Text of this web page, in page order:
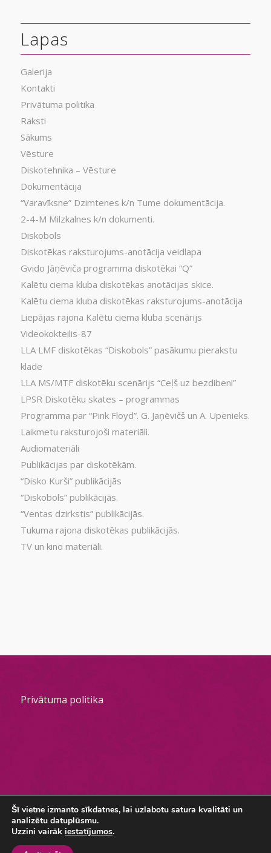
Lapas
Galerija
Kontakti
Privātuma politika
Raksti
Sākums
Vēsture
Diskotehnika – Vēsture
Dokumentācija
“Varavīksne” Dzimtenes k/n Tume dokumentācija.
2-4-M Milzkalnes k/n dokumenti.
Diskobols
Diskotēkas raksturojums-anotācija veidlapa
Gvido Jāņēviča programma diskotēkai “Q”
Kalētu ciema kluba diskotēkas anotācijas skice.
Kalētu ciema kluba diskotēkas raksturojums-anotācija
Liepājas rajona Kalētu ciema kluba scenārijs
Videokokteilis-87
LLA LMF diskotēkas “Diskobols” pasākumu pierakstu
klade
LLA MS/MTF diskotēku scenārijs “Ceļš uz bezdibeni”
LPSR Diskotēku skates – programmas
Programma par “Pink Floyd”. G. Jaņēvičš un A. Upenieks.
Laikmetu raksturojoši materiāli.
Audiomateriāli
Publikācijas par diskotēkām.
“Disko Kurši” publikācijās
“Diskobols” publikācijās.
“Ventas dzirkstis” publikācijās.
Tukuma rajona diskotēkas publikācijās.
TV un kino materiāli.
Privātuma politika
© #DiscoNakts, Izstrāde && uzturēšana
Kriesi
Šī vietne izmanto sīkdatnes, lai uzlabotu satura kvalitāti un
analizētu datuplūsmu.
Uzzini vairāk iestatījumos.